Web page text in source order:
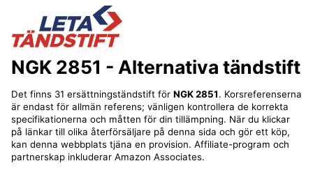
NGK 2851 - Alternativa tändstift
Det finns 31 ersättningständstift för NGK 2851. Korsreferenserna
är endast för allmän referens; vänligen kontrollera de korrekta
specifikationerna och måtten för din tillämpning. När du klickar
på länkar till olika återförsäljare på denna sida och gör ett köp,
kan denna webbplats tjäna en provision. Affiliate-program och
partnerskap inkluderar Amazon Associates.